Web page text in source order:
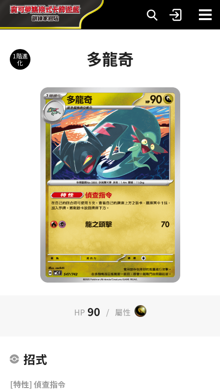
1階進
化
多龍奇
HP 90 / 屬性
招式
[特性] 偵查指令